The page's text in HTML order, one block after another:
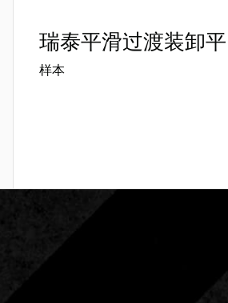
瑞泰平滑过渡装卸
样本